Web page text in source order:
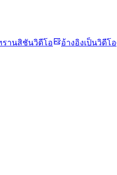
รานสิชันวิดีโอ อ้างอิงเป็นวิดีโอ